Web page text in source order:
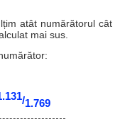
atât numărătorul cât
mai sus.
/1.769